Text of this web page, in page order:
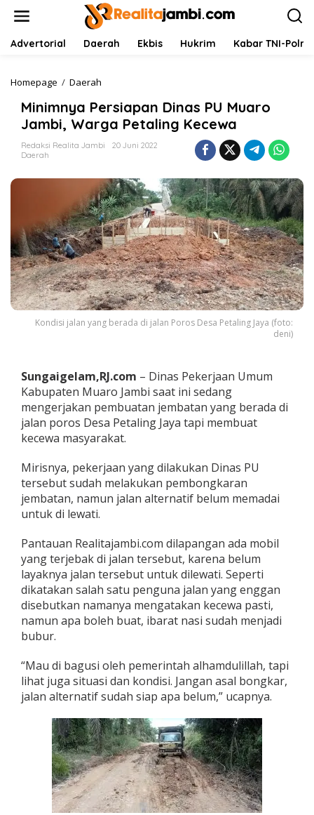
Advertorial Daerah Ekbis Hukrim Kabar TNI-Polri
Homepage / Daerah
n
i
m
n
P
e
r
s
i
a
p
a
n
D
i
n
U
M
u
a
r
o
a
m
b
i
a
r
g
a
P
e
t
a
n
g
K
e
e
w
a
Minimnya Persiapan Dinas PU Muaro
Jambi, Warga Petaling Kecewa
Redaksi Realita Jambi
20 Juni 2022
Daerah
Kondisi jalan yang berada di jalan Poros Desa Petaling Jaya (foto:
deni)
Sungaigelam,RJ.com – Dinas Pekerjaan Umum
Kabupaten Muaro Jambi saat ini sedang
mengerjakan pembuatan jembatan yang berada di
jalan poros Desa Petaling Jaya tapi membuat
kecewa masyarakat.
Mirisnya, pekerjaan yang dilakukan Dinas PU
tersebut sudah melakukan pembongkaran
jembatan, namun jalan alternatif belum memadai
untuk di lewati.
Pantauan Realitajambi.com dilapangan ada mobil
yang terjebak di jalan tersebut, karena belum
layaknya jalan tersebut untuk dilewati. Seperti
dikatakan salah satu penguna jalan yang enggan
disebutkan namanya mengatakan kecewa pasti,
namun apa boleh buat, ibarat nasi sudah menjadi
bubur.
“Mau di bagusi oleh pemerintah alhamdulillah, tapi
lihat juga situasi dan kondisi. Jangan asal bongkar,
jalan alternatif sudah siap apa belum,” ucapnya.